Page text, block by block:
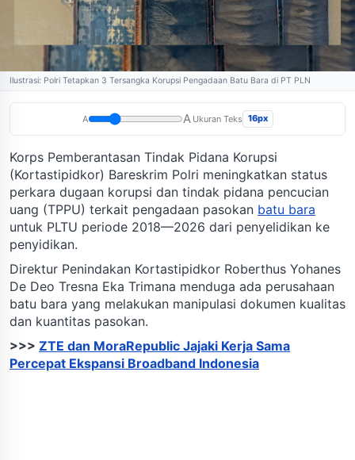
Ilustrasi: Polri Tetapkan 3 Tersangka Korupsi Pengadaan Batu Bara di PT PLN
A A Ukuran Teks 16px
Korps Pemberantasan Tindak Pidana Korupsi
(Kortastipidkor) Bareskrim Polri meningkatkan status
perkara dugaan korupsi dan tindak pidana pencucian
uang (TPPU) terkait pengadaan pasokan batu bara
untuk PLTU periode 2018—2026 dari penyelidikan ke
penyidikan.
Direktur Penindakan Kortastipidkor Roberthus Yohanes
De Deo Tresna Eka Trimana menduga ada perusahaan
batu bara yang melakukan manipulasi dokumen kualitas
dan kuantitas pasokan.
>>> ZTE dan MoraRepublic Jajaki Kerja Sama
Percepat Ekspansi Broadband Indonesia